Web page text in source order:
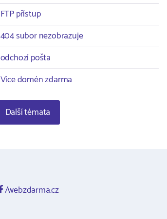
FTP přístup
404 subor nezobrazuje
odchozí pošta
Více domén zdarma
Další témata
/webzdarma.cz